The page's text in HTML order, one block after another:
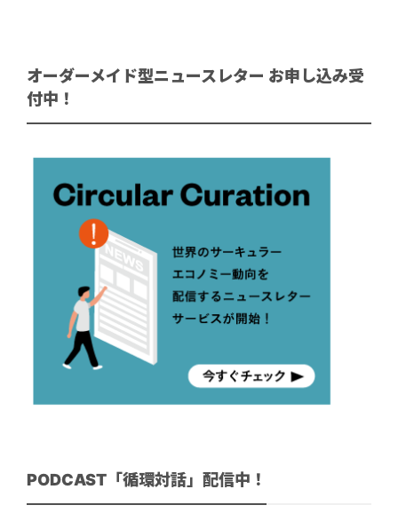
オーダーメイド型ニュースレター お申し込み受
付中！
PODCAST「循環対話」配信中！